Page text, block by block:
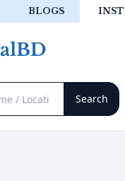
BLOGS